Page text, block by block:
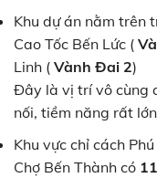
Khu dự án nằm trên
Cao Tốc Bến Lức (
Linh ( Vành Đai 2)
Đây là vị trí vô cùng
nối, tiềm năng rất
Khu vực chỉ cách
Chợ Bến Thành có